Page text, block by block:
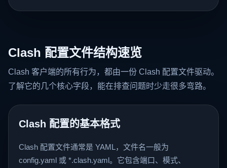
Clash 配置文件结构速览
Clash 客户端的所有行为，都由一份 Clash 配置文件驱动。
了解它的几个核心字段，能在排查问题时少走很多弯路。
Clash 配置的基本格式
Clash 配置文件通常是 YAML，文件名一般为
config.yaml 或 *.clash.yaml。它包含端口、模式、